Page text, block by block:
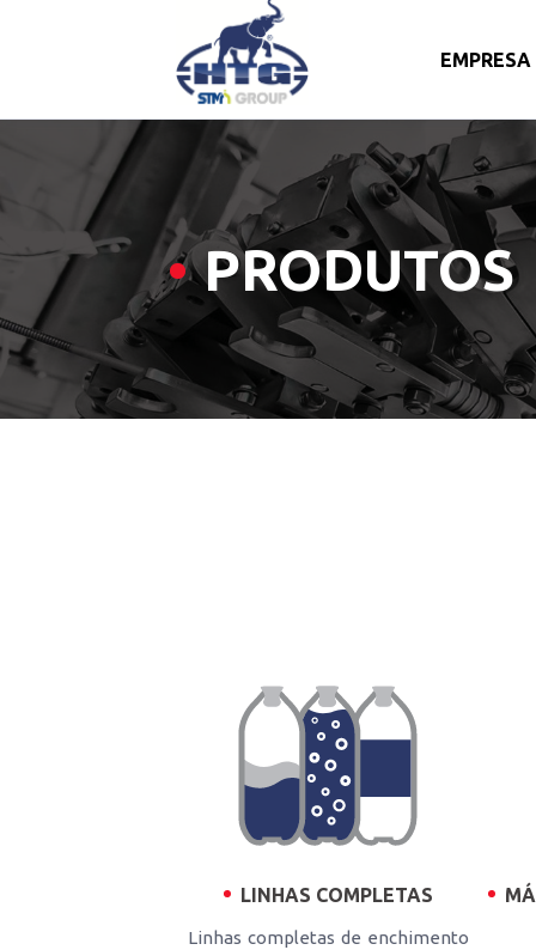
EMPRESA
PRODUTOS
LINHAS COMPLETAS
Linhas completas de enchimento